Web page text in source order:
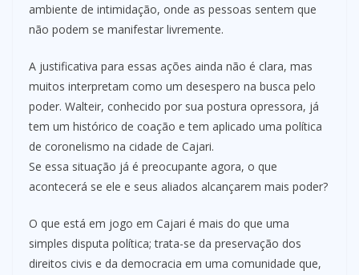
ambiente de intimidação, onde as pessoas sentem que
não podem se manifestar livremente.
A justificativa para essas ações ainda não é clara, mas
muitos interpretam como um desespero na busca pelo
poder. Walteir, conhecido por sua postura opressora, já
tem um histórico de coação e tem aplicado uma política
de coronelismo na cidade de Cajari.
Se essa situação já é preocupante agora, o que
acontecerá se ele e seus aliados alcançarem mais poder?
O que está em jogo em Cajari é mais do que uma
simples disputa política; trata-se da preservação dos
direitos civis e da democracia em uma comunidade que,